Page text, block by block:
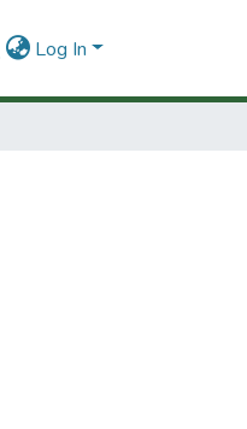
Log In